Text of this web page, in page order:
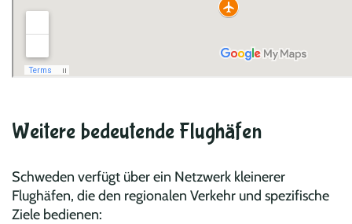
Weitere bedeutende Flughäfen
Schweden verfügt über ein Netzwerk kleinerer
Flughäfen, die den regionalen Verkehr und spezifische
Ziele bedienen: